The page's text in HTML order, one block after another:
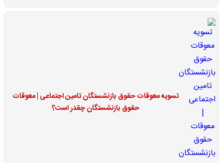
تسویه معوقات حقوق بازنشستگان تامین اجتماعی | معوقات
حقوق بازنشستگان چقدر است؟